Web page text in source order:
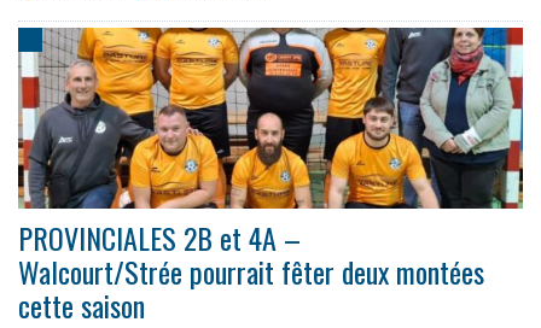
PROVINCIALES 2B et 4A –
Walcourt/Strée pourrait fêter deux montées
cette saison